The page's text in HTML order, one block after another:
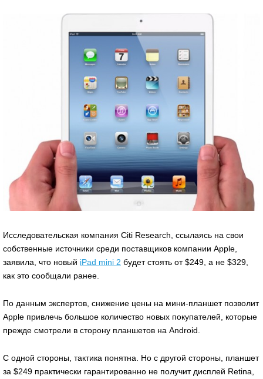
Исследовательская компания Citi Research, ссылаясь на свои
собственные источники среди поставщиков компании Apple,
заявила, что новый iPad mini 2 будет стоять от $249, а не $329,
как это сообщали ранее.
По данным экспертов, снижение цены на мини-планшет позволит
Apple привлечь большое количество новых покупателей, которые
прежде смотрели в сторону планшетов на Android.
С одной стороны, тактика понятна. Но с другой стороны, планшет
за $249 практически гарантированно не получит дисплей Retina,